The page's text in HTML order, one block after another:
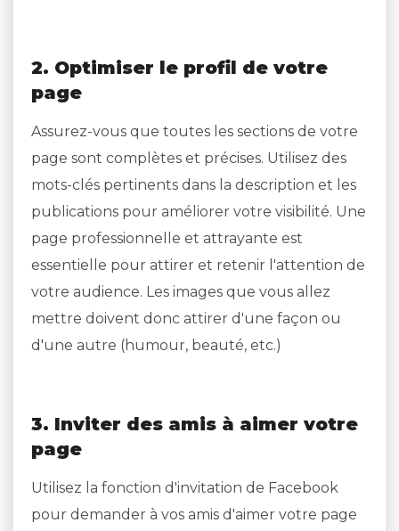
2. Optimiser le profil de votre
page
Assurez-vous que toutes les sections de votre
page sont complètes et précises. Utilisez des
mots-clés pertinents dans la description et les
publications pour améliorer votre visibilité. Une
page professionnelle et attrayante est
essentielle pour attirer et retenir l'attention de
votre audience. Les images que vous allez
mettre doivent donc attirer d'une façon ou
d'une autre (humour, beauté, etc.)
3. Inviter des amis à aimer votre
page
Utilisez la fonction d'invitation de Facebook
pour demander à vos amis d'aimer votre page